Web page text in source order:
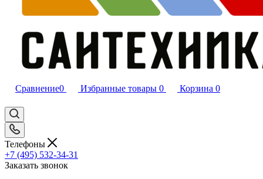
Сравнение0 Избранные товары 0 Корзина 0
Телефоны
+7 (495) 532‑34‑31
Заказать звонок